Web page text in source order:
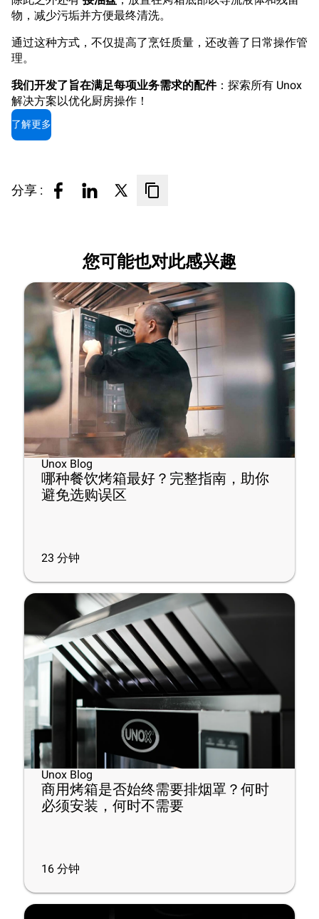
物，减少污垢并方便最终清洗。
通过这种方式，不仅提高了烹饪质量，还改善了日常操作管
理。
我们开发了旨在满足每项业务需求的配件：探索所有 Unox
解决方案以优化厨房操作！
了解更多
分享 :
您可能也对此感兴趣
Unox Blog
哪种餐饮烤箱最好？完整指南，助你
避免选购误区
23 分钟
Unox Blog
商用烤箱是否始终需要排烟罩？何时
必须安装，何时不需要
16 分钟